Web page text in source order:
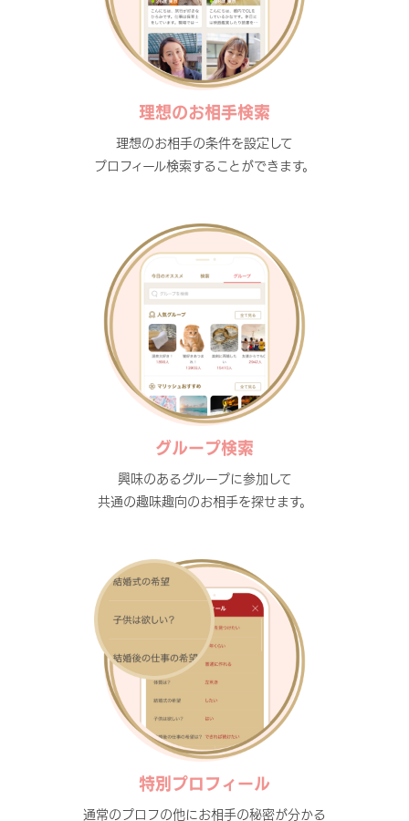
理想のお相手検索
理想のお相手の条件を設定して
プロフィール検索することができます。
グループ検索
興味のあるグループに参加して
共通の趣味趣向のお相手を探せます。
特別プロフィール
通常のプロフの他にお相手の秘密が分かる